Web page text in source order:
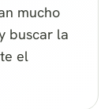
mucho
buscar la
el